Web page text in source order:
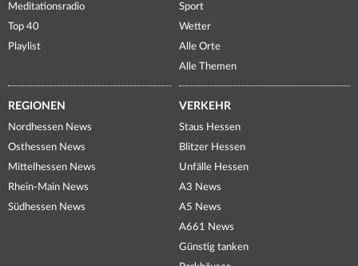
Meditationsradio
Top 40
Playlist
Sport
Wetter
Alle Orte
Alle Themen
REGIONEN
Nordhessen News
Osthessen News
Mittelhessen News
Rhein-Main News
Südhessen News
VERKEHR
Staus Hessen
Blitzer Hessen
Unfälle Hessen
A3 News
A5 News
A661 News
Günstig tanken